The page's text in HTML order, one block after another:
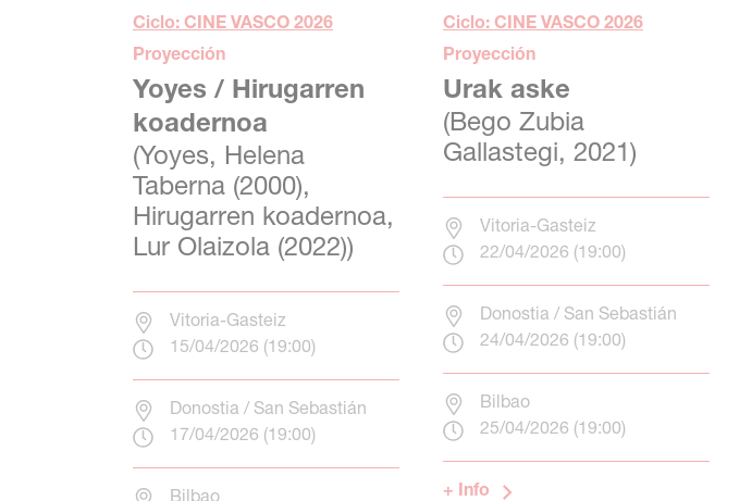
Ciclo: CINE VASCO 2026
Proyección
Yoyes / Hirugarren
koadernoa
(Yoyes, Helena
Taberna (2000),
Hirugarren koadernoa,
Lur Olaizola (2022))
Vitoria-Gasteiz
15/04/2026 (19:00)
Donostia / San Sebastián
17/04/2026 (19:00)
Ciclo: CINE VASCO 2026
Proyección
Urak aske
(Bego Zubia
Gallastegi, 2021)
Vitoria-Gasteiz
22/04/2026 (19:00)
Donostia / San Sebastián
24/04/2026 (19:00)
Bilbao
25/04/2026 (19:00)